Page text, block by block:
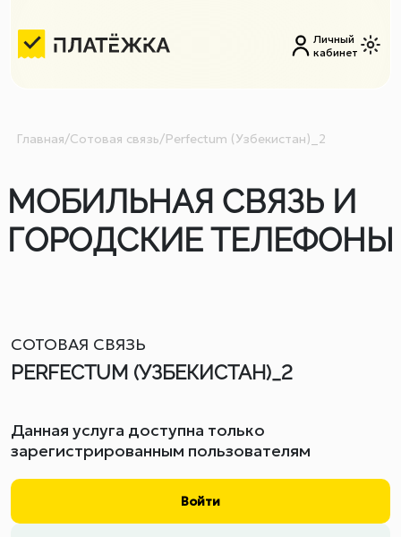
Личный
кабинет
Главная/Сотовая связь/Perfectum (Узбекистан)_2
МОБИЛЬНАЯ СВЯЗЬ И
ГОРОДСКИЕ ТЕЛЕФОНЫ
СОТОВАЯ СВЯЗЬ
PERFECTUM (УЗБЕКИСТАН)_2
Данная услуга доступна только
зарегистрированным пользователям
Войти